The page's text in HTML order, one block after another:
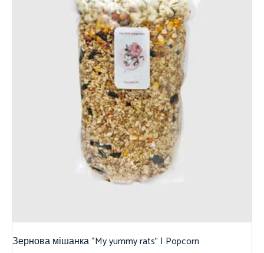
Зернова мішанка “My yummy rats” | Popcorn